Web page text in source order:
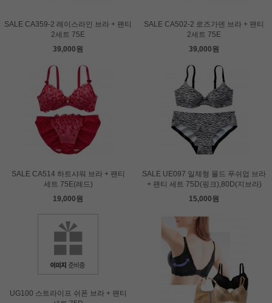
SALE CA359-2 레이스라인 브라 + 팬티
2세트 75E
39,000원
SALE CA502-2 로즈가덴 브라 + 팬티
2세트 75E
39,000원
SALE CA514 하트샤워 브라 + 팬티
세트 75E(레드)
19,000원
SALE UE097 일체형 몰드 푸쉬업 브라
+ 팬티 세트 75D(핑크),80D(지브라)
15,000원
UG100 스트라이프 쉬폰 브라 + 팬티